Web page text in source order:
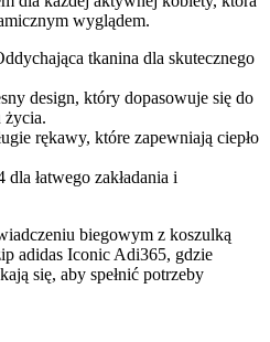
wyglądem.
tkanina dla skutecznego
design, który dopasowuje się do
życia.
rękawy, które zapewniają ciepło
dla łatwego zakładania i
biegowym z koszulką
adidas Iconic Adi365, gdzie
się, aby spełnić potrzeby